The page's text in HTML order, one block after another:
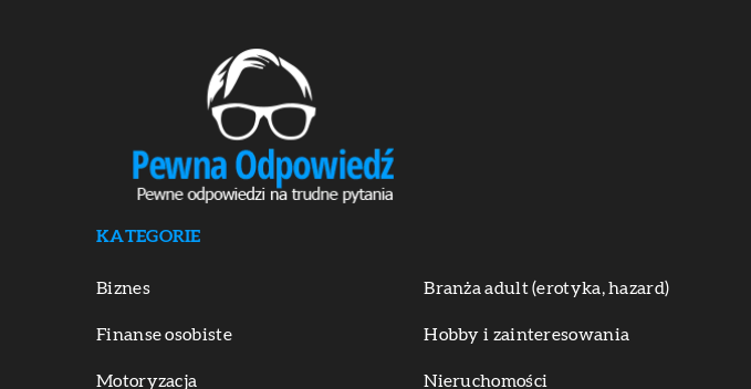
KATEGORIE
Biznes Branża adult (erotyka, hazard)
Finanse osobiste Hobby i zainteresowania
Motoryzacja Nieruchomości